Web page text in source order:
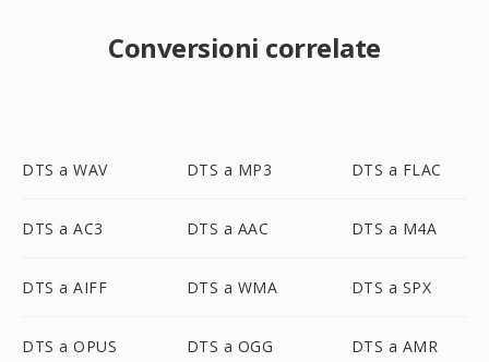
Conversioni correlate
DTS a WAV DTS a MP3 DTS a FLAC
DTS a AC3 DTS a AAC DTS a M4A
DTS a AIFF DTS a WMA DTS a SPX
DTS a OPUS DTS a OGG DTS a AMR